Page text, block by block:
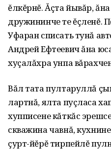
ĕлкĕрнĕ. Ăçта йывăр,
дружининче те ĕçленĕ.
Уфаран списать тунă
Андрей Ефтеевич ăна
хуçалăхра унпа
Вăл тата пултаруллă
лартнă, ялта пуçласа
хупписене кăткăс
скважина чавнă,
çурт-йĕрĕ тирпейлĕ